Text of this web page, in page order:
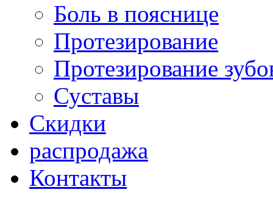
Боль в пояснице
Протезирование
Протезирование
Суставы
Скидки
распродажа
Контакты